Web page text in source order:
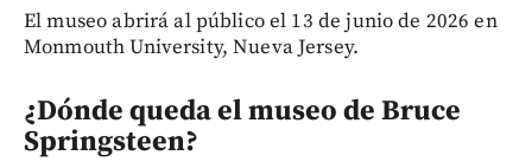
El museo abrirá al público el 13 de junio de 2026 en
Monmouth University, Nueva Jersey.
¿Dónde queda el museo de Bruce
Springsteen?